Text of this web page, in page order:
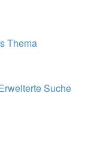
Thema
Suche